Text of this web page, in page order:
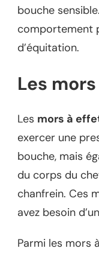
bouche
comportement
d’équitation.
Les
Les mors à
exercer une
bouche, mais
du corps du
chanfrein. Ces
avez besoin
Parmi les mors